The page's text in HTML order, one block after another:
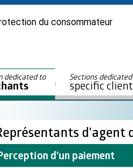
du consommateur
dedicated to Sections
specific
d'agent
d’un paiement